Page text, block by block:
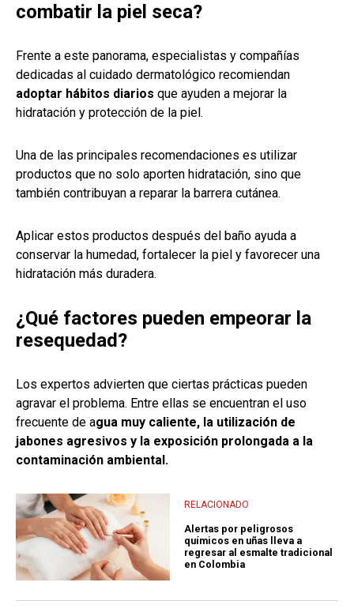
combatir la piel seca?
Frente a este panorama, especialistas y compañías
dedicadas al cuidado dermatológico recomiendan
adoptar hábitos diarios que ayuden a mejorar la
hidratación y protección de la piel.
Una de las principales recomendaciones es utilizar
productos que no solo aporten hidratación, sino que
también contribuyan a reparar la barrera cutánea.
Aplicar estos productos después del baño ayuda a
conservar la humedad, fortalecer la piel y favorecer una
hidratación más duradera.
¿Qué factores pueden empeorar la
resequedad?
Los expertos advierten que ciertas prácticas pueden
agravar el problema. Entre ellas se encuentran el uso
frecuente de agua muy caliente, la utilización de
jabones agresivos y la exposición prolongada a la
contaminación ambiental.
RELACIONADO
Alertas por peligrosos
químicos en uñas lleva a
regresar al esmalte tradicional
en Colombia